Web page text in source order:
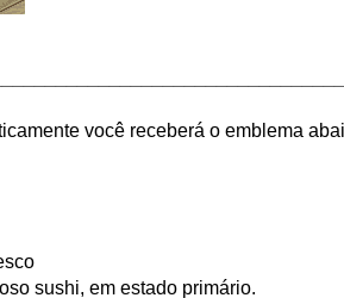
você receberá o emblema
sushi, em estado primário.